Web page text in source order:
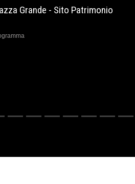
Grande - Sito Patrimonio